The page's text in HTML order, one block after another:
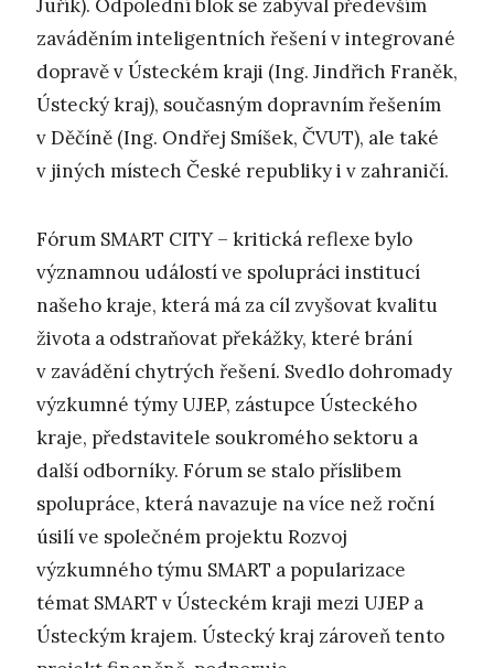
Juřík). Odpolední blok se zabýval především
zaváděním inteligentních řešení v integrované
dopravě v Ústeckém kraji (Ing. Jindřich Franěk,
Ústecký kraj), současným dopravním řešením
v Děčíně (Ing. Ondřej Smíšek, ČVUT), ale také
v jiných místech České republiky i v zahraničí.
Fórum SMART CITY – kritická reflexe bylo
významnou událostí ve spolupráci institucí
našeho kraje, která má za cíl zvyšovat kvalitu
života a odstraňovat překážky, které brání
v zavádění chytrých řešení. Svedlo dohromady
výzkumné týmy UJEP, zástupce Ústeckého
kraje, představitele soukromého sektoru a
další odborníky. Fórum se stalo příslibem
spolupráce, která navazuje na více než roční
úsilí ve společném projektu Rozvoj
výzkumného týmu SMART a popularizace
témat SMART v Ústeckém kraji mezi UJEP a
Ústeckým krajem. Ústecký kraj zároveň tento